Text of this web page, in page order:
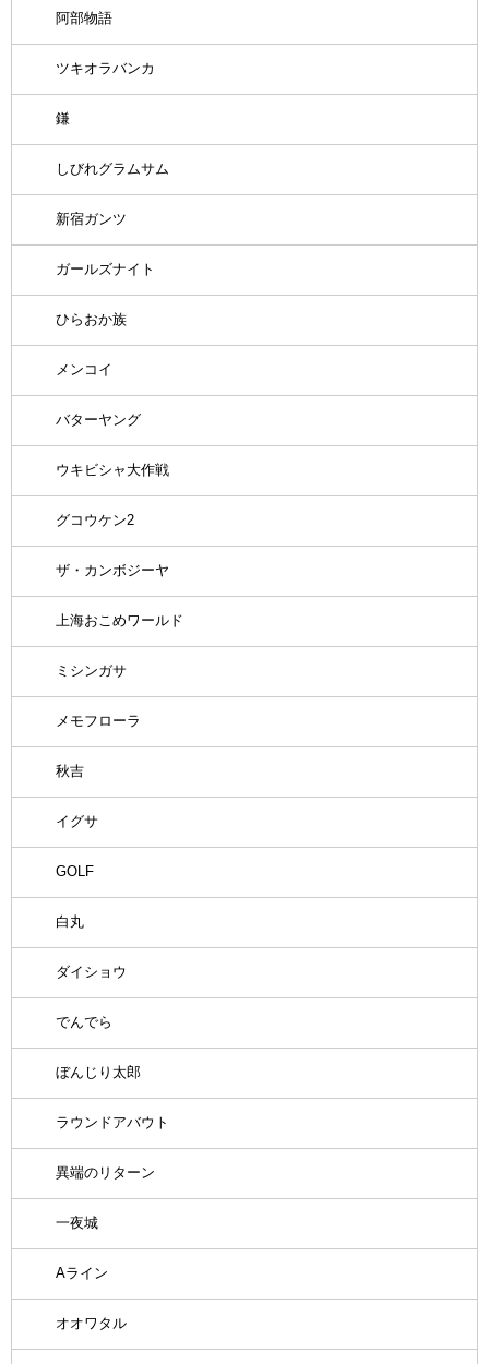
阿部物語
ツキオラバンカ
鎌
しびれグラムサム
新宿ガンツ
ガールズナイト
ひらおか族
メンコイ
バターヤング
ウキビシャ大作戦
グコウケン2
ザ・カンボジーヤ
上海おこめワールド
ミシンガサ
メモフローラ
秋吉
イグサ
GOLF
白丸
ダイショウ
でんでら
ぼんじり太郎
ラウンドアバウト
異端のリターン
一夜城
Aライン
オオワタル